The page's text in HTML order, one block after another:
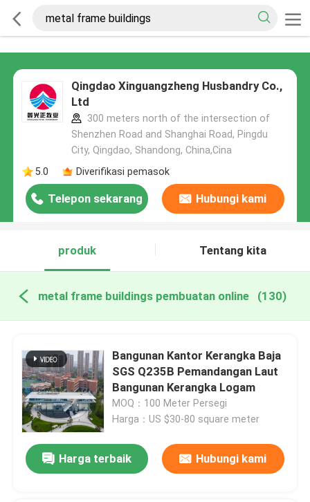
Qingdao Xinguangzheng Husbandry Co.,
Ltd
300 meters north of the intersection of
Shenzhen Road and Shanghai Road, Pingdu
City, Qingdao, Shandong, China,Cina
5.0
Diverifikasi pemasok
Telepon sekarang Hubungi kami
produk Tentang kita
metal frame buildings pembuatan online (130)
Bangunan Kantor Kerangka Baja
SGS Q235B Pemandangan Laut
Bangunan Kerangka Logam
MOQ：100 Meter Persegi
Harga：US $30-80 square meter
Harga terbaik Hubungi kami